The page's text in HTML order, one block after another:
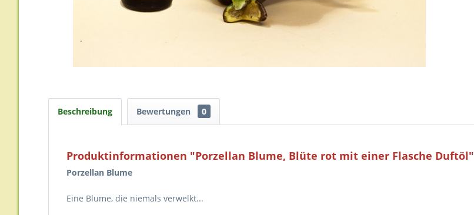
Beschreibung Bewertungen 0
Produktinformationen "Porzellan Blume, Blüte rot mit einer Flasche Duftöl"
Porzellan Blume
Eine Blume, die niemals verwelkt...